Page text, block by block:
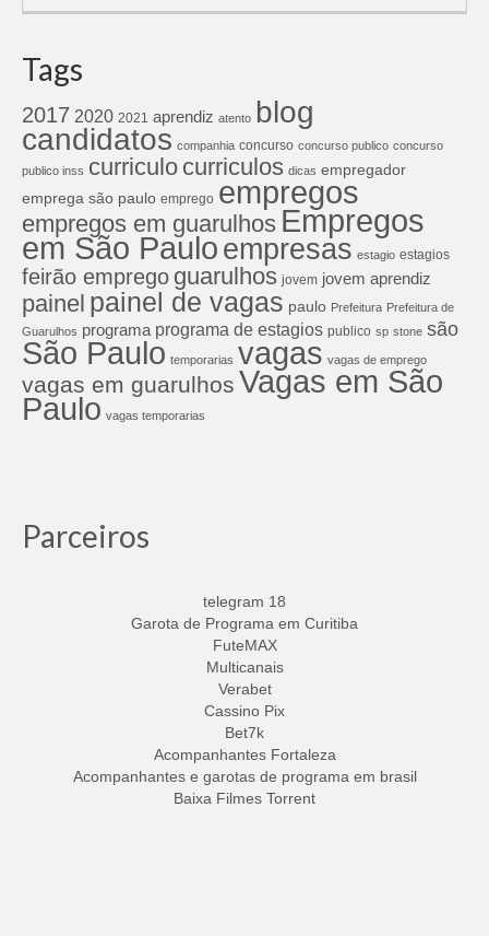
Tags
2017 2020 2021 aprendiz atento blog
candidatos companhia concurso concurso publico concurso
publico inss curriculo curriculos dicas empregador
emprega são paulo emprego empregos
empregos em guarulhos Empregos
em São Pauloempresas estagio estagios
feirão emprego guarulhos jovem jovem aprendiz
painel painel de vagas paulo Prefeitura Prefeitura de
Guarulhos programa programa de estagios publico sp stone são
São Paulo temporarias vagas vagas de emprego
vagas em guarulhos Vagas em São
Paulo vagas temporarias
Parceiros
telegram 18
Garota de Programa em Curitiba
FuteMAX
Multicanais
Verabet
Cassino Pix
Bet7k
Acompanhantes Fortaleza
Acompanhantes e garotas de programa em brasil
Baixa Filmes Torrent